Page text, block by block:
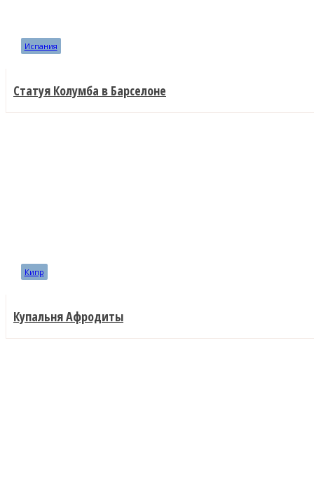
Испания
Статуя Колумба в Барселоне
Кипр
Купальня Афродиты